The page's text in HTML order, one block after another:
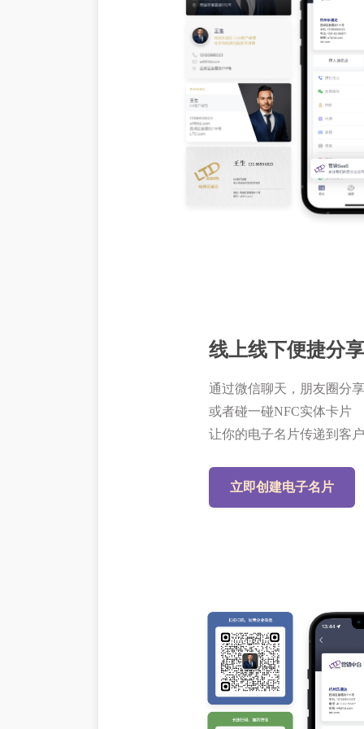
立即创建电子名片
线上线下便捷分享
通过微信聊天，朋友圈分享
或者碰一碰NFC实体卡片
让你的电子名片传递到客